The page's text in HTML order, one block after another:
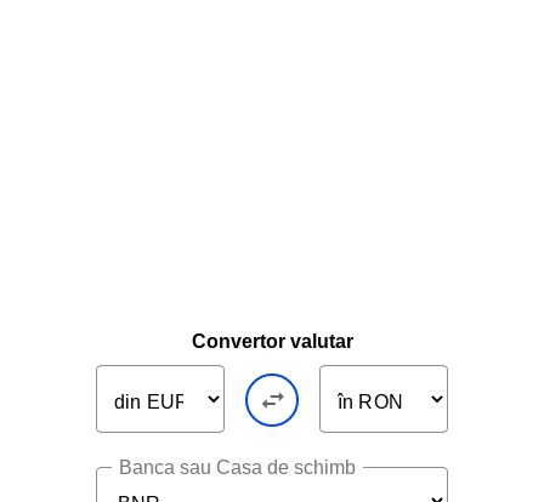
Convertor valutar
Banca sau Casa de schimb